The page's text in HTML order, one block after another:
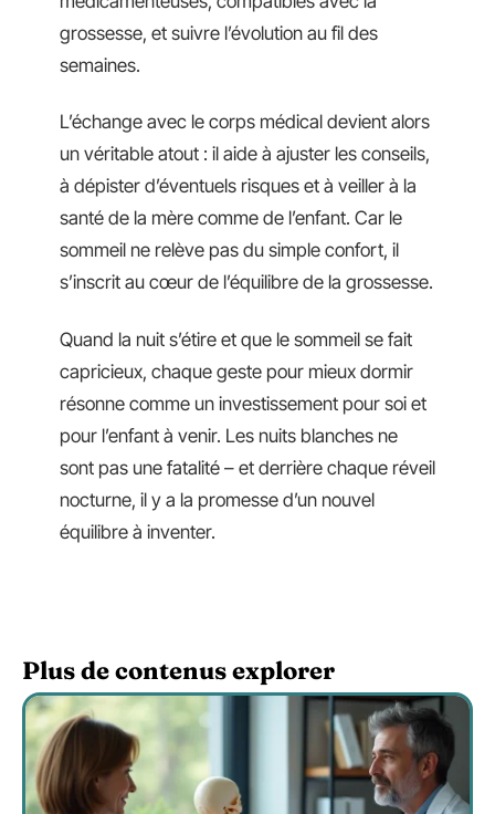
grossesse, et suivre l’évolution au fil des
semaines.
L’échange avec le corps médical devient alors
un véritable atout : il aide à ajuster les conseils,
à dépister d’éventuels risques et à veiller à la
santé de la mère comme de l’enfant. Car le
sommeil ne relève pas du simple confort, il
s’inscrit au cœur de l’équilibre de la grossesse.
Quand la nuit s’étire et que le sommeil se fait
capricieux, chaque geste pour mieux dormir
résonne comme un investissement pour soi et
pour l’enfant à venir. Les nuits blanches ne
sont pas une fatalité – et derrière chaque réveil
nocturne, il y a la promesse d’un nouvel
équilibre à inventer.
Plus de contenus explorer